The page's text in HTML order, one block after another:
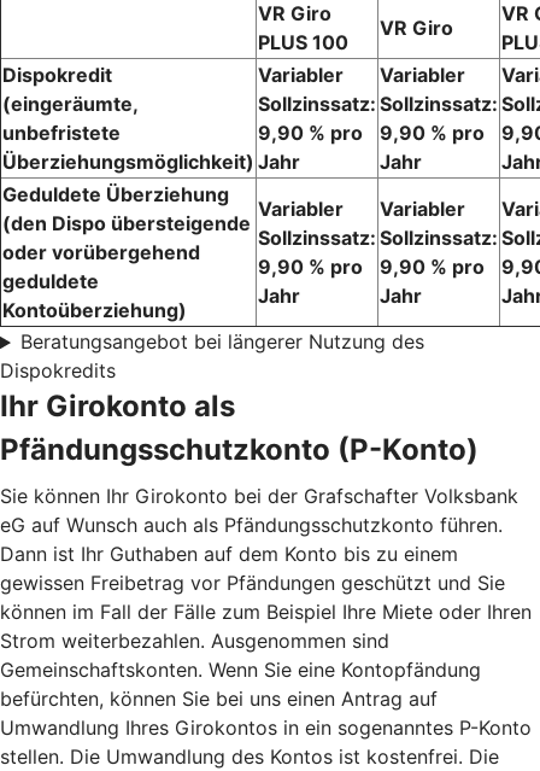
VR Giro
PLUS 100
VR Giro
VR
Dispokredit
(eingeräumte,
unbefristete
Überziehungsmöglichkeit)
Variabler
Sollzinssatz:
9,90 % pro
Jahr
Variabler
Sollzinssatz:
9,90 % pro
Jahr
Geduldete Überziehung
(den Dispo übersteigende
oder vorübergehend
geduldete
Kontoüberziehung)
Variabler
Sollzinssatz:
9,90 % pro
Jahr
Variabler
Sollzinssatz:
9,90 % pro
Jahr
Beratungsangebot bei längerer Nutzung des
Dispokredits
Ihr Girokonto als
Pfändungsschutzkonto (P-Konto)
Sie können Ihr Girokonto bei der Grafschafter Volksbank
eG auf Wunsch auch als Pfändungsschutzkonto führen.
Dann ist Ihr Guthaben auf dem Konto bis zu einem
gewissen Freibetrag vor Pfändungen geschützt und Sie
können im Fall der Fälle zum Beispiel Ihre Miete oder Ihren
Strom weiterbezahlen. Ausgenommen sind
Gemeinschaftskonten. Wenn Sie eine Kontopfändung
befürchten, können Sie bei uns einen Antrag auf
Umwandlung Ihres Girokontos in ein sogenanntes P-Konto
stellen. Die Umwandlung des Kontos ist kostenfrei. Die